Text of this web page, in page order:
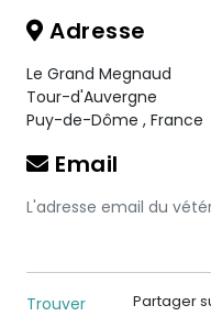
Adresse
Le Grand Megnaud
Tour-d'Auvergne
Puy-de-Dôme , France
Email
L'adresse email du
Partager
Trouver